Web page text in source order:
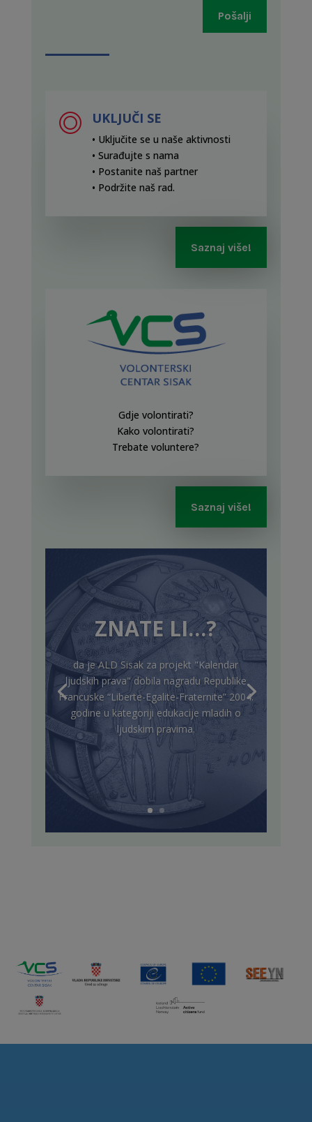
Pošalji
UKLJUČI SE
• Uključite se u naše aktivnosti
• Surađujte s nama
• Postanite naš partner
• Podržite naš rad.
Saznaj više!
Gdje volontirati?
Kako volontirati?
Trebate voluntere?
Saznaj više!
ZNATE LI…?
da je ALD Sisak za projekt "Kalendar
ljudskih prava" dobila nagradu Republike
Francuske “Liberte-Egalite-Fraternite” 2004.
godine u kategoriji edukacije mladih o
ljudskim pravima.